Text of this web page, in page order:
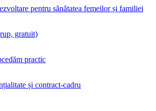
pentru sănătatea femeilor și familiei
gratuit)
practic
și contract-cadru